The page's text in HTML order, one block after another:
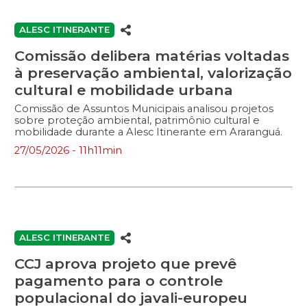
ALESC ITINERANTE
Comissão delibera matérias voltadas
à preservação ambiental, valorização
cultural e mobilidade urbana
Comissão de Assuntos Municipais analisou projetos
sobre proteção ambiental, patrimônio cultural e
mobilidade durante a Alesc Itinerante em Araranguá.
27/05/2026 - 11h11min
ALESC ITINERANTE
CCJ aprova projeto que prevê
pagamento para o controle
populacional do javali-europeu